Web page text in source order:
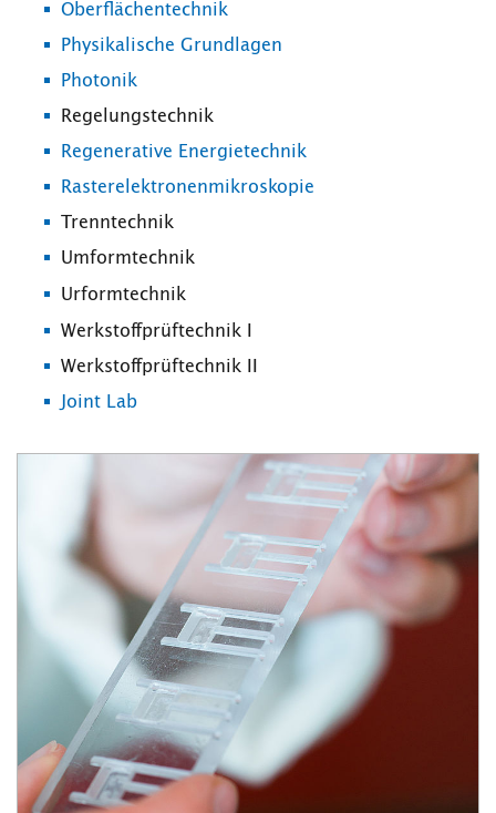
Oberflächentechnik
Physikalische Grundlagen
Photonik
Regelungstechnik
Regenerative Energietechnik
Rasterelektronenmikroskopie
Trenntechnik
Umformtechnik
Urformtechnik
Werkstoffprüftechnik I
Werkstoffprüftechnik II
Joint Lab